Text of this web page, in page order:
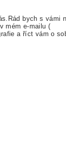
bych s vámi
mém e-mailu (
a říct vám o